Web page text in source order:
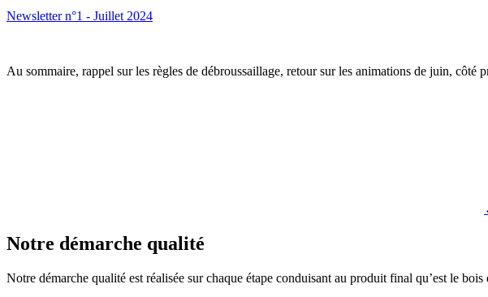
Newsletter n°1 - Juillet 2024
Au sommaire, rappel sur les règles de débroussaillage, retour sur les animations de juin, côté
Notre démarche qualité
Notre démarche qualité est réalisée sur chaque étape conduisant au produit final qu’est le